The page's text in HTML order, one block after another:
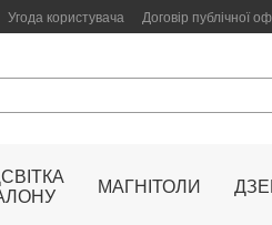
Угода користувача Договір публічної
МАГНІТОЛИ